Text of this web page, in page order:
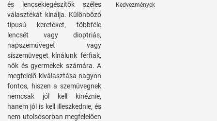
és lencsekiegészítők széles
választékát kínálja. Különböző
típusú kereteket, többféle
lencsét vagy dioptriás,
napszemüveget vagy
síszemüveget kínálunk férfiak,
nők és gyermekek számára. A
megfelelő kiválasztása nagyon
fontos, hiszen a szemüvegnek
nemcsak jól kell kinéznie,
hanem jól is kell illeszkednie, és
nem utolsósorban megfelelően
Kedvezmények